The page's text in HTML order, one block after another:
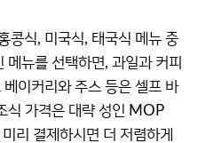
콩식, 미국식, 태국식 메뉴 중
메뉴를 선택하면, 과일과 커피
이커리와 주스 등은 셀프 바
식 가격은 대략 성인 MOP
리 결제하시면 더 저렴하게